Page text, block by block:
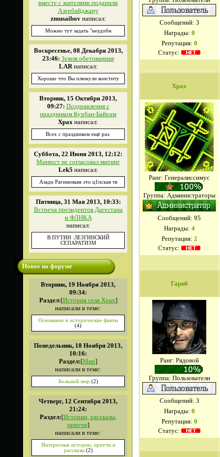
вместе с жителями подарили
Азербайджану
zmusaibovнаписал:
Можно тут задать "неудобн
Воскресенье, 08 Декабря 2013,
23:46: Земля обетованная
LARнаписал:
Хорошо что Вы плюнули конститу
Вторник, 15 Октября 2013,
09:27: Поздравления с
праздником Курбан-Байрам
Xpax написал:
Всех с праздником ещё раз.
Суббота, 22 Июня 2013, 12:12:
Минюст не согласовал митинг
Lek5 написал:
Азади Рагимовым это ц1пская тв
Пятница, 31 Мая 2013, 10:33:
Встреча президентов Дагестана
и ФЛНКА
написал:
В.ПУТИН :ЛЕЗГИНСКИЙ
СЕПАРАТИЗМ
Новое на форуме
Вторник, 19 Ноября 2013,
09:34:
Раздел:[История села Храх]
написали в теме:
Основание и исторические факты
(4)
Понедельник, 18 Ноября 2013,
10:16:
Раздел:[Мир]
написали в теме:
Большой мир (2)
Четверг, 12 Сентября 2013,
21:24:
Раздел:[Истории, рассказы,
притчи]
написали в теме:
Интересные истории, притчи и
рассказы (2)
Сообщений: 3
Награды: 0
Репутация: 0
Статус:
Xpax
Ранг: Генералиссимус
Группа: Администраторы
Сообщений: 95
Награды: 4
Репутация: 2
Статус:
Гариб
Ранг: Рядовой
Группа: Пользователи
Сообщений: 3
Награды: 0
Репутация: 0
Статус: